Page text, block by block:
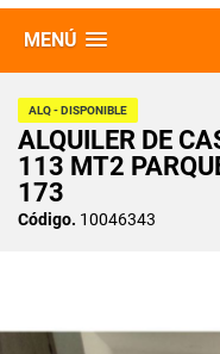
MENÚ
ALQ - DISPONIBLE
ALQUILER DE
113 MT2
173
Código. 10046343